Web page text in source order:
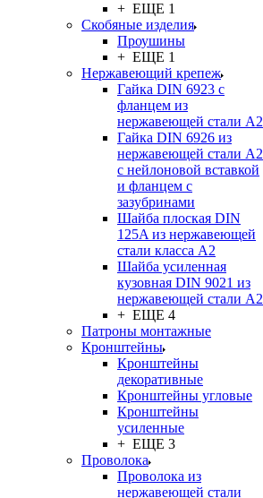
+ ЕЩЕ 1
Скобяные изделия
Проушины
+ ЕЩЕ 1
Нержавеющий крепеж
Гайка DIN 6923 с
фланцем из
нержавеющей стали А2
Гайка DIN 6926 из
нержавеющей стали А2
с нейлоновой вставкой
и фланцем с
зазубринами
Шайба плоская DIN
125A из нержавеющей
стали класса A2
Шайба усиленная
кузовная DIN 9021 из
нержавеющей стали А2
+ ЕЩЕ 4
Патроны монтажные
Кронштейны
Кронштейны
декоративные
Кронштейны угловые
Кронштейны
усиленные
+ ЕЩЕ 3
Проволока
Проволока из
нержавеющей стали